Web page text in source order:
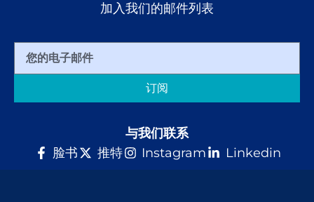
加入我们的邮件列表
订阅
与我们联系
脸书
推特 Instagram Linkedin